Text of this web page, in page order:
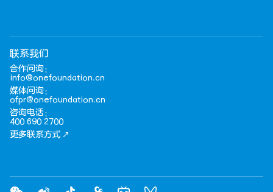
联系我们
合作问询：
info@onefoundation.cn
媒体问询：
ofpr@onefoundation.cn
咨询电话：
400 690 2700
更多联系方式